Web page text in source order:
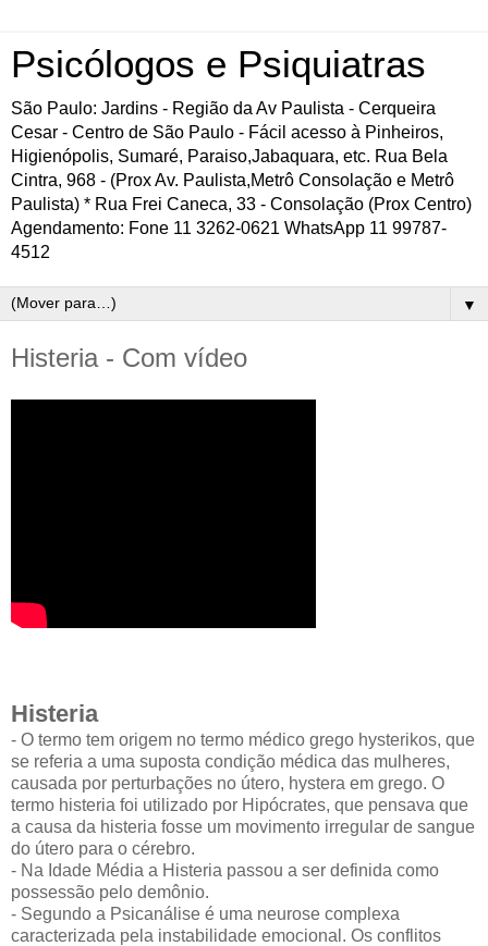
Psicólogos e Psiquiatras
São Paulo: Jardins - Região da Av Paulista - Cerqueira
Cesar - Centro de São Paulo - Fácil acesso à Pinheiros,
Higienópolis, Sumaré, Paraiso,Jabaquara, etc. Rua Bela
Cintra, 968 - (Prox Av. Paulista,Metrô Consolação e Metrô
Paulista) * Rua Frei Caneca, 33 - Consolação (Prox Centro)
Agendamento: Fone 11 3262-0621 WhatsApp 11 99787-
4512
▼
Histeria - Com vídeo
Histeria
- O termo tem origem no termo médico grego hysterikos, que
se referia a uma suposta condição médica das mulheres,
causada por perturbações no útero, hystera em grego. O
termo histeria foi utilizado por Hipócrates, que pensava que
a causa da histeria fosse um movimento irregular de sangue
do útero para o cérebro.
- Na Idade Média a Histeria passou a ser definida como
possessão pelo demônio.
- Segundo a Psicanálise é uma neurose complexa
caracterizada pela instabilidade emocional. Os conflitos